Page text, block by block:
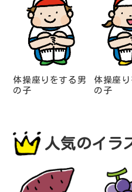
体操座りをする男
の子
体操座
の子
人気のイラ